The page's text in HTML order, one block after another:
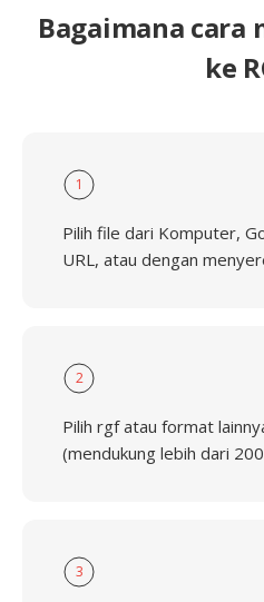
Bagaimana cara
ke
1
Pilih file dari Komputer,
URL, atau dengan
2
Pilih rgf atau format
(mendukung lebih dari
3